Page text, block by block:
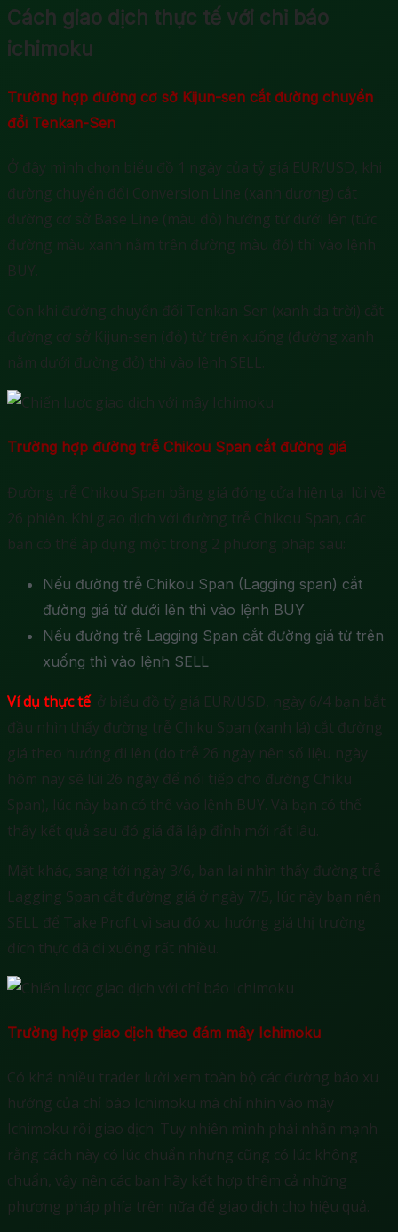
Cách giao dịch thực tế với chỉ báo
ichimoku
Trường hợp đường cơ sở Kijun-sen cắt đường chuyển
đổi Tenkan-Sen
Ở đây mình chọn biểu đồ 1 ngày của tỷ giá EUR/USD, khi
đường chuyển đổi Conversion Line (xanh dương) cắt
đường cơ sở Base Line (màu đỏ) hướng từ dưới lên (tức
đường màu xanh nằm trên đường màu đỏ) thì vào lệnh
BUY.
Còn khi đường chuyển đổi Tenkan-Sen (xanh da trời) cắt
đường cơ sở Kijun-sen (đỏ) từ trên xuống (đường xanh
nằm dưới đường đỏ) thì vào lệnh SELL.
Trường hợp đường trễ Chikou Span cắt đường giá
Đường trễ Chikou Span bằng giá đóng cửa hiện tại lùi về
26 phiên. Khi giao dịch với đường trễ Chikou Span, các
bạn có thể áp dụng một trong 2 phương pháp sau:
Nếu đường trễ Chikou Span (Lagging span) cắt
đường giá từ dưới lên thì vào lệnh BUY
Nếu đường trễ Lagging Span cắt đường giá từ trên
xuống thì vào lệnh SELL
Ví dụ thực tế: ở biểu đồ tỷ giá EUR/USD, ngày 6/4 bạn bắt
đầu nhìn thấy đường trễ Chiku Span (xanh lá) cắt đường
giá theo hướng đi lên (do trễ 26 ngày nên số liệu ngày
hôm nay sẽ lùi 26 ngày để nối tiếp cho đường Chiku
Span), lúc này bạn có thể vào lệnh BUY. Và bạn có thể
thấy kết quả sau đó giá đã lập đỉnh mới rất lâu.
Mặt khác, sang tới ngày 3/6, bạn lại nhìn thấy đường trễ
Lagging Span cắt đường giá ở ngày 7/5, lúc này bạn nên
SELL để Take Profit vì sau đó xu hướng giá thị trường
đích thực đã đi xuống rất nhiều.
Trường hợp giao dịch theo đám mây Ichimoku
Có khá nhiều trader lười xem toàn bộ các đường báo xu
hướng của chỉ báo Ichimoku mà chỉ nhìn vào mây
Ichimoku rồi giao dịch. Tuy nhiên mình phải nhấn mạnh
rằng cách này có lúc chuẩn nhưng cũng có lúc không
chuẩn, vậy nên các bạn hãy kết hợp thêm cả những
phương pháp phía trên nữa để giao dịch cho hiệu quả.